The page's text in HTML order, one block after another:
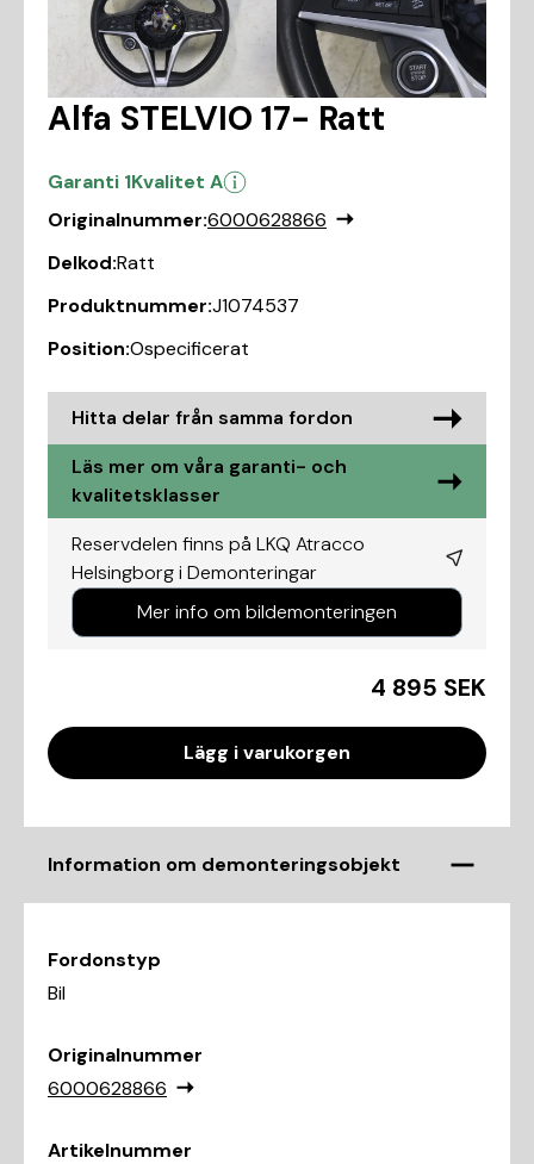
Alfa STELVIO 17- Ratt
Garanti 1Kvalitet A
Originalnummer:6000628866
Delkod:Ratt
Produktnummer:J1074537
Position:Ospecificerat
Hitta delar från samma fordon
Läs mer om våra garanti- och
kvalitetsklasser
Reservdelen finns på LKQ Atracco
Helsingborg i Demonteringar
Mer info om bildemonteringen
4 895 SEK
Lägg i varukorgen
Information om demonteringsobjekt
Fordonstyp
Bil
Originalnummer
6000628866
Artikelnummer